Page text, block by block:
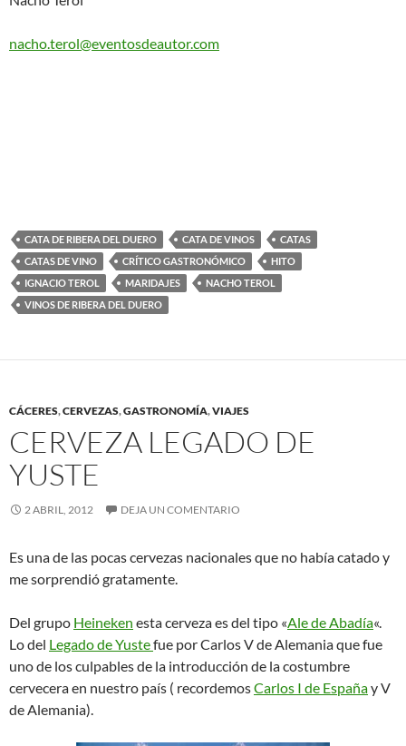
nacho.terol@eventosdeautor.com
CATA DE RIBERA DEL DUERO CATA DE VINOS
CATAS
CATAS DE VINO
CRÍTICO GASTRONÓMICO
HITO
IGNACIO TEROL
MARIDAJES
NACHO TEROL
VINOS DE RIBERA DEL DUERO
CÁCERES,CERVEZAS,GASTRONOMÍA,VIAJES
CERVEZA LEGADO DE
YUSTE
2 ABRIL, 2012 DEJA UN COMENTARIO
Es una de las pocas cervezas nacionales que no había catado y
me sorprendió gratamente.
Del grupo Heineken esta cerveza es del tipo «Ale de Abadía«.
Lo del Legado de Yustefue por Carlos V de Alemania que fue
uno de los culpables de la introducción de la costumbre
cervecera en nuestro país ( recordemosCarlos I de Españay V
de Alemania).